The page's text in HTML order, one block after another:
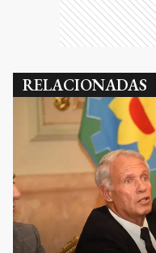
RELACIONADAS